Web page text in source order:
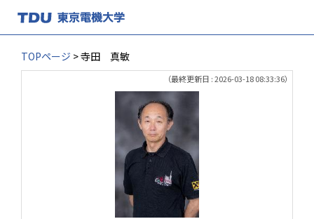
TOPページ > 寺田 真敏
（最終更新日 : 2026-03-18 08:33:36）